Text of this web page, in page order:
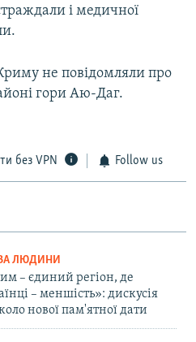
і медичної
не повідомляли про
гори Аю-Даг.
без VPN Follow us
ЛЮДИНИ
– єдиний регіон, де
– меншість»: дискусія
нової пам'ятної дати